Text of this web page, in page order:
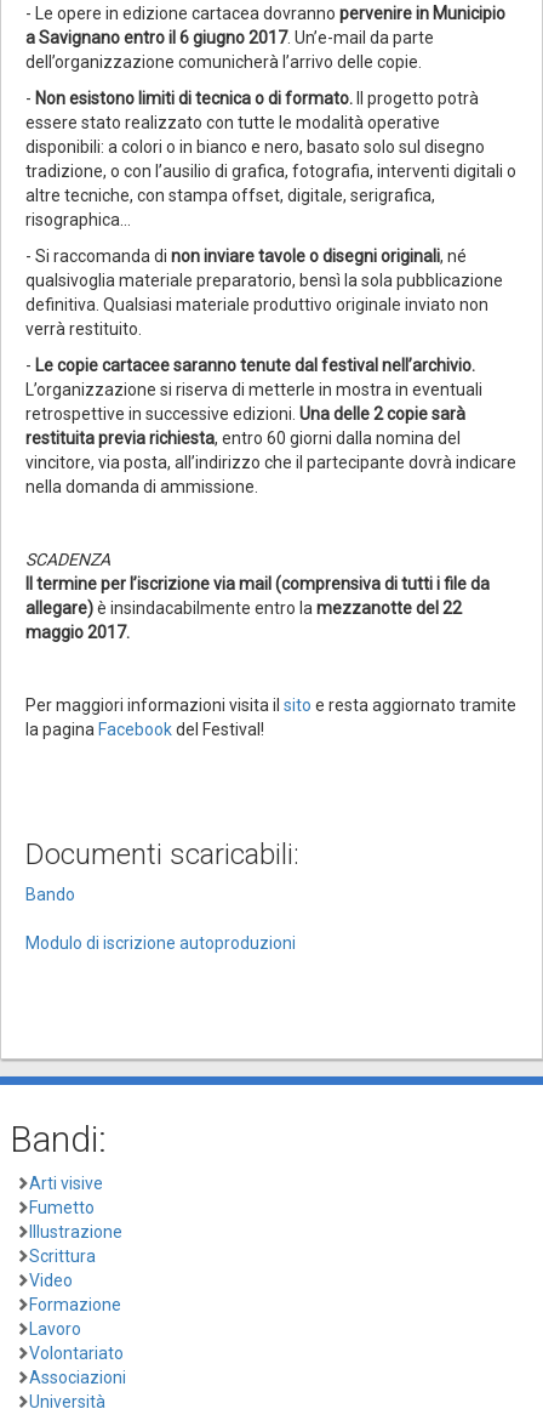
- Le opere in edizione cartacea dovranno pervenire in Municipio
a Savignano entro il 6 giugno 2017. Un’e-mail da parte
dell’organizzazione comunicherà l’arrivo delle copie.
- Non esistono limiti di tecnica o di formato. Il progetto potrà
essere stato realizzato con tutte le modalità operative
disponibili: a colori o in bianco e nero, basato solo sul disegno
tradizione, o con l’ausilio di grafica, fotografia, interventi digitali o
altre tecniche, con stampa offset, digitale, serigrafica,
risographica…
- Si raccomanda di non inviare tavole o disegni originali, né
qualsivoglia materiale preparatorio, bensì la sola pubblicazione
definitiva. Qualsiasi materiale produttivo originale inviato non
verrà restituito.
- Le copie cartacee saranno tenute dal festival nell’archivio.
L’organizzazione si riserva di metterle in mostra in eventuali
retrospettive in successive edizioni. Una delle 2 copie sarà
restituita previa richiesta, entro 60 giorni dalla nomina del
vincitore, via posta, all’indirizzo che il partecipante dovrà indicare
nella domanda di ammissione.
SCADENZA
Il termine per l’iscrizione via mail (comprensiva di tutti i file da
allegare)è insindacabilmente entro lamezzanotte del 22
maggio 2017.
Per maggiori informazioni visita il sito e resta aggiornato tramite
la pagina Facebookdel Festival!
Documenti scaricabili:
Bando
Modulo di iscrizione autoproduzioni
Bandi:
Arti visive
Fumetto
Illustrazione
Scrittura
Video
Formazione
Lavoro
Volontariato
Associazioni
Università